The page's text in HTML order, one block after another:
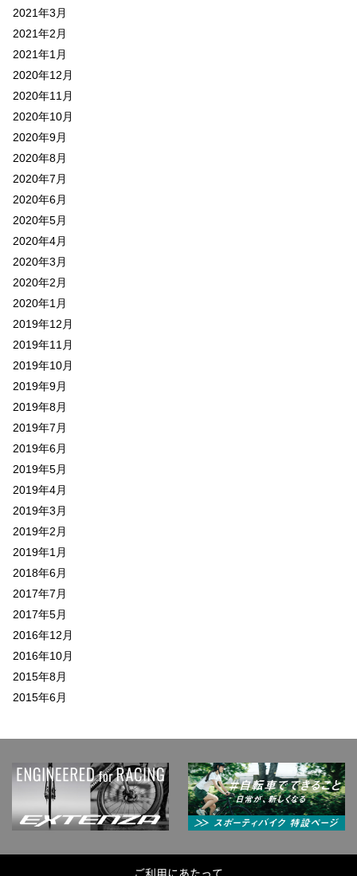
2021年3月
2021年2月
2021年1月
2020年12月
2020年11月
2020年10月
2020年9月
2020年8月
2020年7月
2020年6月
2020年5月
2020年4月
2020年3月
2020年2月
2020年1月
2019年12月
2019年11月
2019年10月
2019年9月
2019年8月
2019年7月
2019年6月
2019年5月
2019年4月
2019年3月
2019年2月
2019年1月
2018年6月
2017年7月
2017年5月
2016年12月
2016年10月
2015年8月
2015年6月
ご利用にあたって